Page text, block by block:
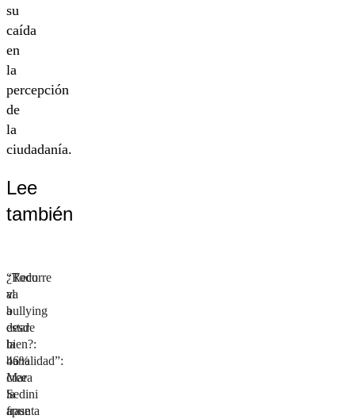
su
caída
en
la
percepción
de
la
ciudadanía.
Lee
también
“Recurre
al
bullying
desde
la
banalidad”:
Mara
Sedini
apunta
¿Todo
va
a
estar
bien?:
46%
cree
la
frase